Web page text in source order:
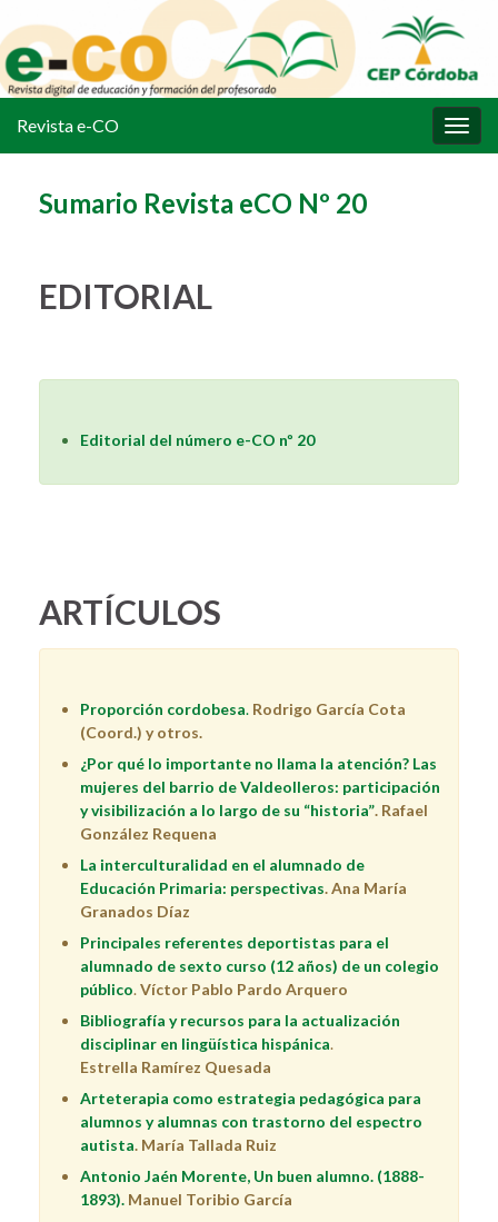
la
Revista e-CO
Sumario Revista eCO Nº 20
EDITORIAL
Editorial del número e-CO nº 20
ARTÍCULOS
Proporción cordobesa. Rodrigo García Cota
(Coord.) y otros.
¿Por qué lo importante no llama la atención? Las
mujeres del barrio de Valdeolleros: participación
y visibilización a lo largo de su “historia”. Rafael
González Requena
La interculturalidad en el alumnado de
Educación Primaria: perspectivas. Ana María
Granados Díaz
Principales referentes deportistas para el
alumnado de sexto curso (12 años) de un colegio
público.Víctor Pablo Pardo Arquero
Bibliografía y recursos para la actualización
disciplinar en lingüística hispánica.
Estrella Ramírez Quesada
Arteterapia como estrategia pedagógica para
alumnos y alumnas con trastorno del espectro
autista. María Tallada Ruiz
Antonio Jaén Morente, Un buen alumno. (1888-
1893). Manuel Toribio García